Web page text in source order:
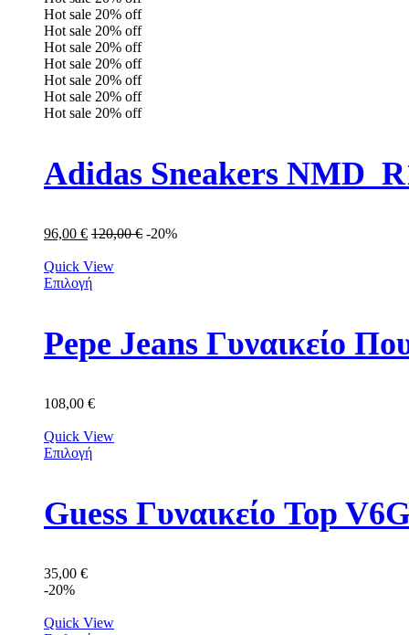
Hot sale 20% off
Hot sale 20% off
Hot sale 20% off
Hot sale 20% off
Hot sale 20% off
Hot sale 20% off
Hot sale 20% off
Adidas Sneakers
96,00 € 120,00€ -20%
Quick View
Επιλογή
Pepe Jeans Γυναικείο
108,00 €
Quick View
Επιλογή
Guess Γυναικείο Top
35,00 €
-20%
Quick View